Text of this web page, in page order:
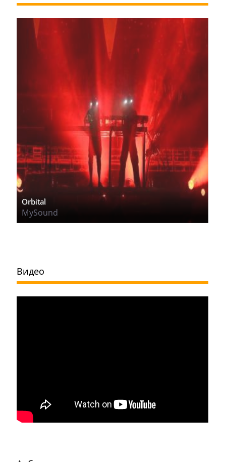
Orbital
MySound
Видео